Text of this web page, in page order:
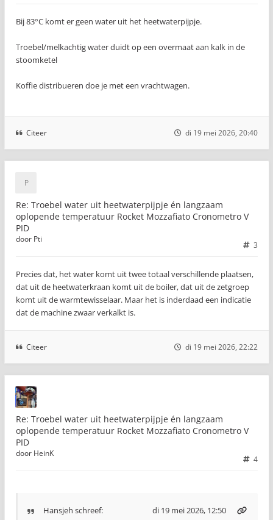
Bij 83°C komt er geen water uit het heetwaterpijpje.
Troebel/melkachtig water duidt op een overmaat aan kalk in de
stoomketel
Koffie distribueren doe je met een vrachtwagen.
Citeer di 19 mei 2026, 20:40
Re: Troebel water uit heetwaterpijpje én langzaam
oplopende temperatuur Rocket Mozzafiato Cronometro V
PID
3
door Pti
Precies dat, het water komt uit twee totaal verschillende plaatsen,
dat uit de heetwaterkraan komt uit de boiler, dat uit de zetgroep
komt uit de warmtewisselaar. Maar het is inderdaad een indicatie
dat de machine zwaar verkalkt is.
Citeer di 19 mei 2026, 22:22
Re: Troebel water uit heetwaterpijpje én langzaam
oplopende temperatuur Rocket Mozzafiato Cronometro V
PID
4
door HeinK
Hansjeh schreef: di 19 mei 2026, 12:50